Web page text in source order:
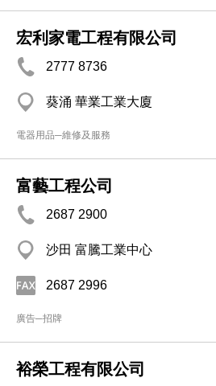
宏利家電工程有限公司
2777 8736
葵涌 華業工業大廈
電器用品─維修及服務
富藝工程公司
2687 2900
沙田 富騰工業中心
2687 2996
廣告─招牌
裕榮工程有限公司